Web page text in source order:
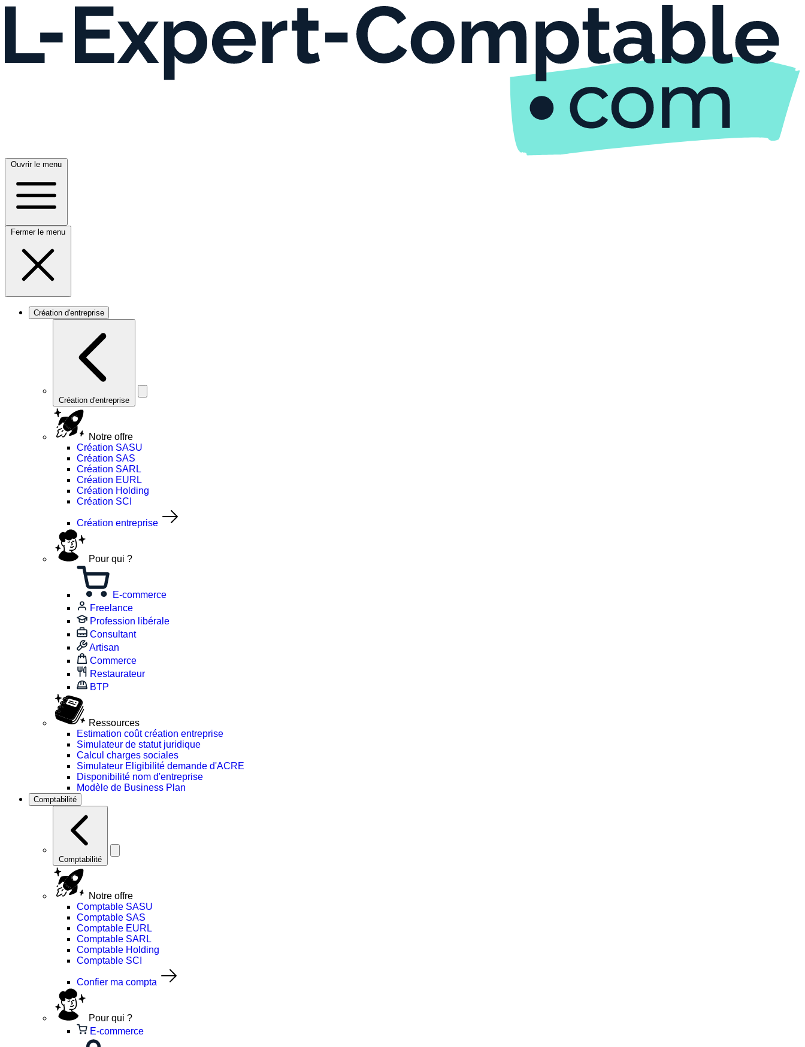
Ouvrir le menu
Fermer le menu
Création d'entreprise
Création d'entreprise
Notre offre
Création SASU
Création SAS
Création SARL
Création EURL
Création Holding
Création SCI
Création entreprise
Pour qui ?
E-commerce
Freelance
Profession libérale
Consultant
Artisan
Commerce
Restaurateur
BTP
Ressources
Estimation coût création entreprise
Simulateur de statut juridique
Calcul charges sociales
Simulateur Eligibilité demande d'ACRE
Disponibilité nom d'entreprise
Modèle de Business Plan
Comptabilité
Comptabilité
Notre offre
Comptable SASU
Comptable SAS
Comptable EURL
Comptable SARL
Comptable Holding
Comptable SCI
Confier ma compta
Pour qui ?
E-commerce